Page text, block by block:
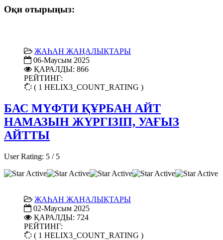
Оқи отырыңыз:
ЖАҺАН ЖАҢАЛЫҚТАРЫ
06-Маусым 2025
ҚАРАЛДЫ: 866
РЕЙТИНГ:
( 1 HELIX3_COUNT_RATING )
БАС МҮФТИ ҚҰРБАН АЙТ
НАМАЗЫН ЖҮРГІЗІП, УАҒЫЗ
АЙТТЫ
User Rating: 5 / 5
ЖАҺАН ЖАҢАЛЫҚТАРЫ
02-Маусым 2025
ҚАРАЛДЫ: 724
РЕЙТИНГ:
( 1 HELIX3_COUNT_RATING )